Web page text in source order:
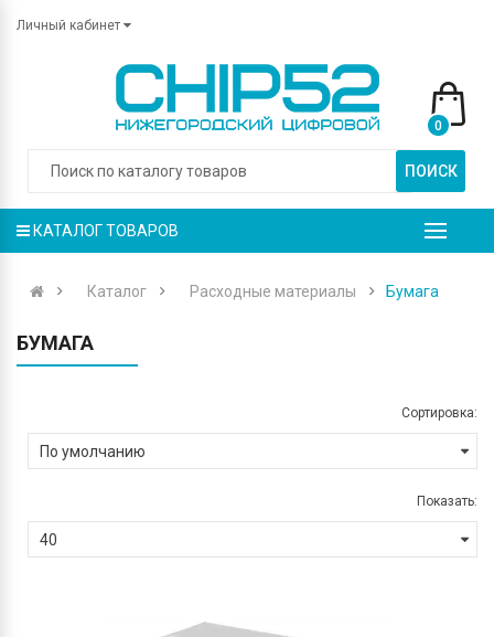
Личный кабинет
ПОИСК
0
КАТАЛОГ ТОВАРОВ
Каталог Расходные материалы Бумага
БУМАГА
Сортировка:
Показать: